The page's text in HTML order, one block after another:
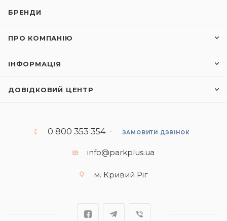
БРЕНДИ
ПРО КОМПАНІЮ
ІНФОРМАЦІЯ
ДОВІДКОВИЙ ЦЕНТР
0 800 353 354 ЗАМОВИТИ ДЗВІНОК
info@parkplus.ua
м. Кривий Ріг